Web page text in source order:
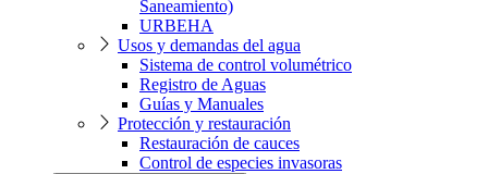
Saneamiento)
URBEHA
Usos y demandas del agua
Sistema de control volumétrico
Registro de Aguas
Guías y Manuales
Protección y restauración
Restauración de cauces
Control de especies invasoras